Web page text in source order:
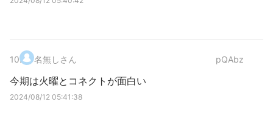
10. 名無しさん pQAbz
今期は火曜とコネクトが面白い
2024/08/12 05:41:38